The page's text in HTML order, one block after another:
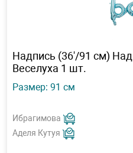
Надпись (36'/91 см)
Веселуха 1 шт.
Размер: 91 см
Ибрагимова
Аделя Кутуя